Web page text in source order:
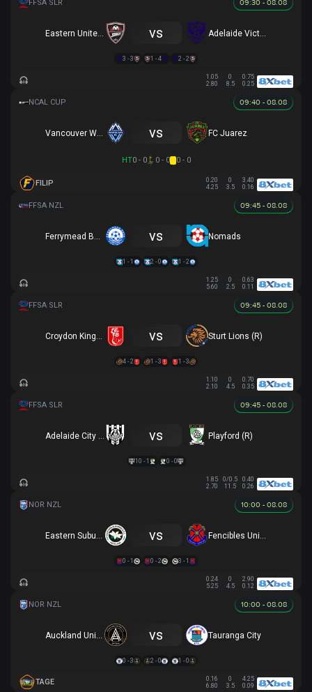
09:30 - 08.08
Eastern United Reserves vs Adelaide Victory Reserves
3 - 3 1 - 4 2 - 2
1.05 0
0.75
2.80
8.5 0.25
09:40 - 08.08
Vancouver Whitecaps vs FC Juarez
HT0 - 0 0 - 0 0 - 0
FILIP 0.20 0
3.40
4.25
3.5 0.16
09:45 - 08.08
vs Nomads
1 - 1 2 - 0 1 - 2
1.25 0
0.63
5.60
2.5 0.11
09:45 - 08.08
vs Sturt Lions (R)
4 - 2 1 - 3 1 - 3
1.10 0
0.70
2.10
4.5 0.35
09:45 - 08.08
vs Playford (R)
10 - 1 0 - 0
1.85 0/0.5
0.40
2.70
11.5 0.26
10:00 - 08.08
vs
0 - 1 0 - 2 3 - 1
0.24 0
2.90
5.25
4.5 0.12
10:00 - 08.08
vs Tauranga City
0 - 3 2 - 0 1 - 0
TAGE 0.16 0
4.25
6.80
3.5 0.09